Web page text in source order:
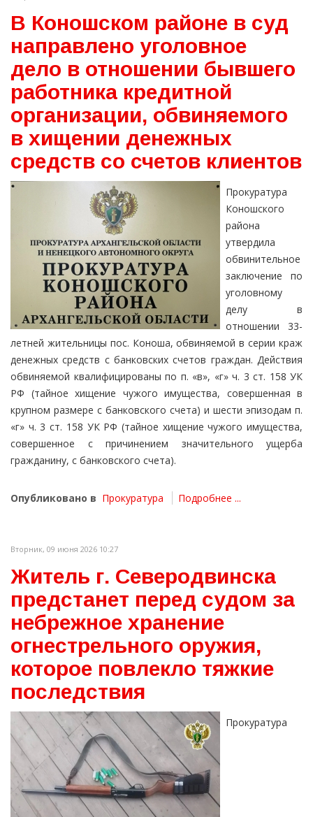
В Коношском районе в суд
направлено уголовное
дело в отношении бывшего
работника кредитной
организации, обвиняемого
в хищении денежных
средств со счетов клиентов
Прокуратура
Коношского
района
утвердила
обвинительное
заключение по
уголовному
делу в
отношении 33-
летней жительницы пос. Коноша, обвиняемой в серии краж
денежных средств с банковских счетов граждан. Действия
обвиняемой квалифицированы по п. «в», «г» ч. 3 ст. 158 УК
РФ (тайное хищение чужого имущества, совершенная в
крупном размере с банковского счета) и шести эпизодам п.
«г» ч. 3 ст. 158 УК РФ (тайное хищение чужого имущества,
совершенное с причинением значительного ущерба
гражданину, с банковского счета).
Опубликовано в Прокуратура Подробнее ...
Вторник, 09 июня 2026 10:27
Житель г. Северодвинска
предстанет перед судом за
небрежное хранение
огнестрельного оружия,
которое повлекло тяжкие
последствия
Прокуратура